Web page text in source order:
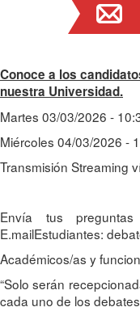
Conoce a los
nuestra Universidad.
Martes 03/03/2026 -
Miércoles 04/03/2026 -
Transmisión Streaming
Envía tus
E.mailEstudiantes:
Académicos/as y
“Solo serán
cada uno de los